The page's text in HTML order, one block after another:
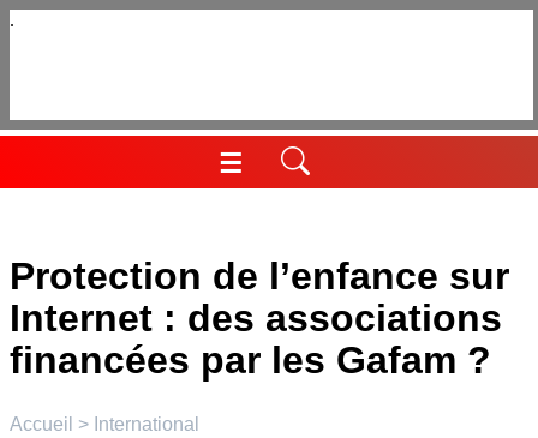
Aller
☰
Menu
Protection de l’enfance sur
Internet : des associations
financées par les Gafam ?
Accueil > International